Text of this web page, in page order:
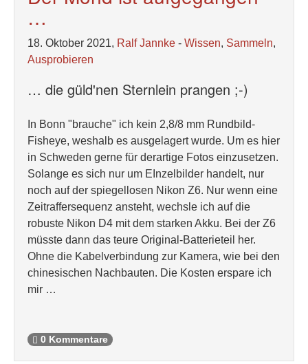
…
18. Oktober 2021, Ralf Jannke - Wissen, Sammeln,
Ausprobieren
… die güld'nen Sternlein prangen ;-)
In Bonn "brauche" ich kein 2,8/8 mm Rundbild-
Fisheye, weshalb es ausgelagert wurde. Um es hier
in Schweden gerne für derartige Fotos einzusetzen.
Solange es sich nur um EInzelbilder handelt, nur
noch auf der spiegellosen Nikon Z6. Nur wenn eine
Zeitraffersequenz ansteht, wechsle ich auf die
robuste Nikon D4 mit dem starken Akku. Bei der Z6
müsste dann das teure Original-Batterieteil her.
Ohne die Kabelverbindung zur Kamera, wie bei den
chinesischen Nachbauten. Die Kosten erspare ich
mir …
0 Kommentare